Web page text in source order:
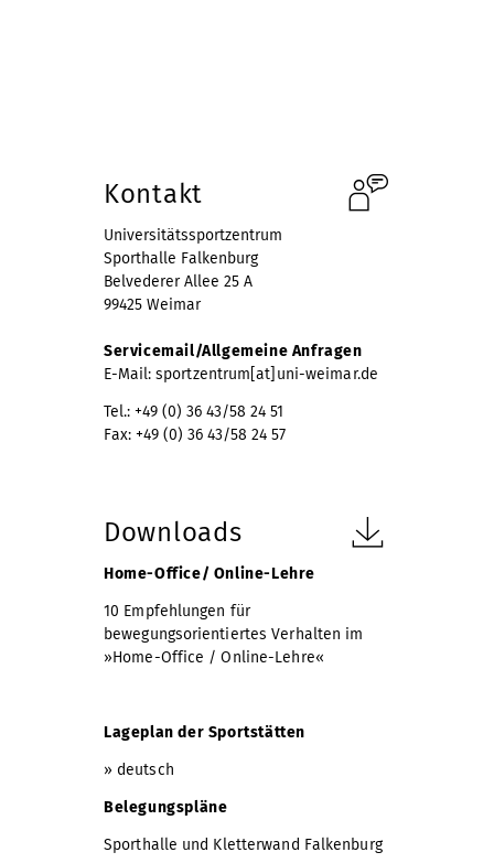
Kontakt
Universitätssportzentrum
Sporthalle Falkenburg
Belvederer Allee 25 A
99425 Weimar
Servicemail/Allgemeine Anfragen
E-Mail: sportzentrum[at]uni-weimar.de
Tel.: +49 (0) 36 43/58 24 51
Fax: +49 (0) 36 43/58 24 57
Downloads
Home-Office/ Online-Lehre
10 Empfehlungen für
bewegungsorientiertes Verhalten im
»Home-Office / Online-Lehre«
Lageplan der Sportstätten
» deutsch
Belegungspläne
Sporthalle und Kletterwand Falkenburg